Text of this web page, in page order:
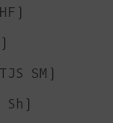
ЅМ)
Sh)